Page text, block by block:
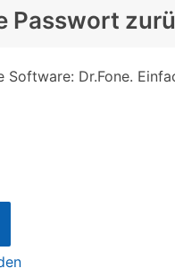
Passwort
Dr.Fone.